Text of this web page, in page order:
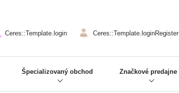
Ceres::Template.login Ceres::Template.loginRegister
Špecializovaný obchod Značkové predajne